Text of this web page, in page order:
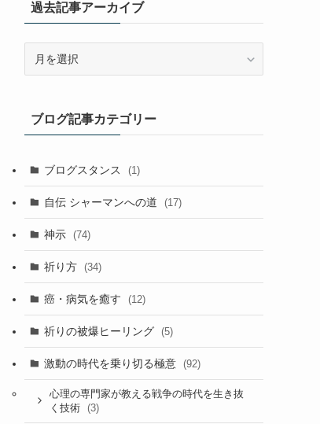
過去記事アーカイブ
ア
ー
イ
ブ
ブログ記事カテゴリー
ブログスタンス (1)
自伝 シャーマンへの道 (17)
神示 (74)
祈り方 (34)
癌・病気を癒す (12)
祈りの被爆ヒーリング (5)
激動の時代を乗り切る極意 (92)
心理の専門家が教える戦争の時代を生き抜
く技術
(3)